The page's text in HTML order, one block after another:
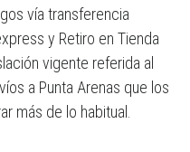
vía transferencia
y Retiro en Tienda
vigente referida al
a Punta Arenas que los
más de lo habitual.